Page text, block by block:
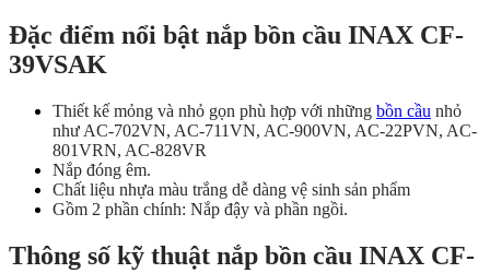
Đặc điểm nổi bật nắp bồn cầu INAX CF-
39VSAK
Thiết kế mỏng và nhỏ gọn phù hợp với những bồn cầu nhỏ
như AC-702VN, AC-711VN, AC-900VN, AC-22PVN, AC-
801VRN, AC-828VR
Nắp đóng êm.
Chất liệu nhựa màu trắng dễ dàng vệ sinh sản phẩm
Gồm 2 phần chính: Nắp đậy và phần ngồi.
Thông số kỹ thuật nắp bồn cầu INAX CF-